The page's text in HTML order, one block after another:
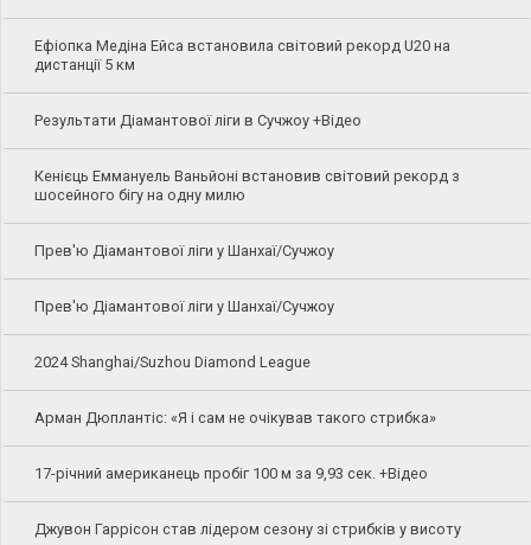
Ефіопка Медіна Ейса встановила світовий рекорд U20 на
дистанції 5 км
Результати Діамантової ліги в Сучжоу +Відео
Кенієць Еммануель Ваньйоні встановив світовий рекорд з
шосейного бігу на одну милю
Прев'ю Діамантової ліги у Шанхаї/Сучжоу
Прев'ю Діамантової ліги у Шанхаї/Сучжоу
2024 Shanghai/Suzhou Diamond League
Арман Дюплантіс: «Я і сам не очікував такого стрибка»
17-річний американець пробіг 100 м за 9,93 сек. +Відео
Джувон Гаррісон став лідером сезону зі стрибків у висоту